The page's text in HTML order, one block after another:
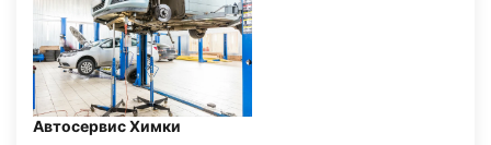
Автосервис Химки